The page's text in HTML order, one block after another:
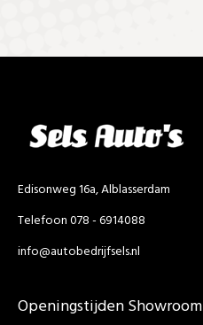
Edisonweg 16a, Alblasserdam
Telefoon 078 - 6914088
info@autobedrijfsels.nl
Openingstijden Showroom